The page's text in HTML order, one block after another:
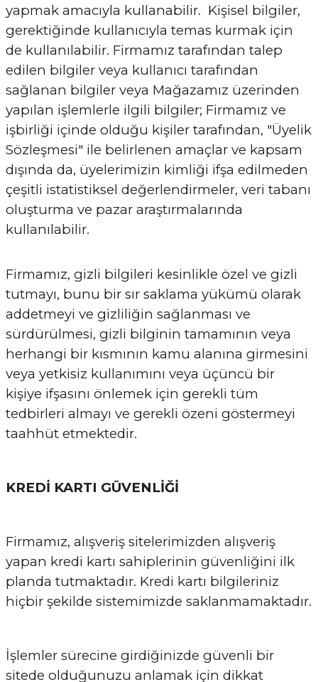
yapmak amacıyla kullanabilir. Kişisel bilgiler,
gerektiğinde kullanıcıyla temas kurmak için
de kullanılabilir. Firmamız tarafından talep
edilen bilgiler veya kullanıcı tarafından
sağlanan bilgiler veya Mağazamız üzerinden
yapılan işlemlerle ilgili bilgiler; Firmamız ve
işbirliği içinde olduğu kişiler tarafından, "Üyelik
Sözleşmesi" ile belirlenen amaçlar ve kapsam
dışında da, üyelerimizin kimliği ifşa edilmeden
çeşitli istatistiksel değerlendirmeler, veri tabanı
oluşturma ve pazar araştırmalarında
kullanılabilir.
Firmamız, gizli bilgileri kesinlikle özel ve gizli
tutmayı, bunu bir sır saklama yükümü olarak
addetmeyi ve gizliliğin sağlanması ve
sürdürülmesi, gizli bilginin tamamının veya
herhangi bir kısmının kamu alanına girmesini
veya yetkisiz kullanımını veya üçüncü bir
kişiye ifşasını önlemek için gerekli tüm
tedbirleri almayı ve gerekli özeni göstermeyi
taahhüt etmektedir.
KREDİ KARTI GÜVENLİĞİ
Firmamız, alışveriş sitelerimizden alışveriş
yapan kredi kartı sahiplerinin güvenliğini ilk
planda tutmaktadır. Kredi kartı bilgileriniz
hiçbir şekilde sistemimizde saklanmamaktadır.
İşlemler sürecine girdiğinizde güvenli bir
sitede olduğunuzu anlamak için dikkat